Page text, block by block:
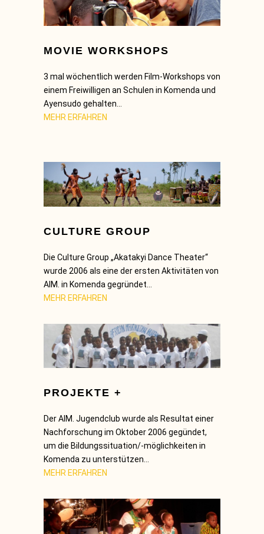
MOVIE WORKSHOPS
3 mal wöchentlich werden Film-Workshops von
einem Freiwilligen an Schulen in Komenda und
Ayensudo gehalten…
MEHR ERFAHREN
CULTURE GROUP
Die Culture Group „Akatakyi Dance Theater“
wurde 2006 als eine der ersten Aktivitäten von
AIM. in Komenda gegründet…
MEHR ERFAHREN
PROJEKTE +
Der AIM. Jugendclub wurde als Resultat einer
Nachforschung im Oktober 2006 gegündet,
um die Bildungssituation/-möglichkeiten in
Komenda zu unterstützen…
MEHR ERFAHREN